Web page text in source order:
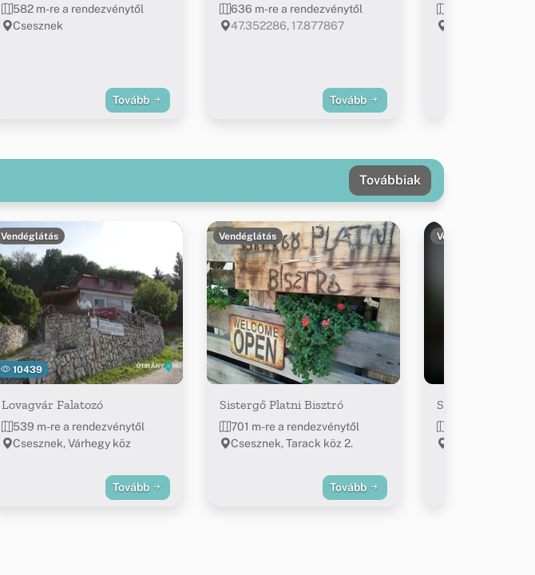
582 m-re a rendezvénytől
Csesznek
Tovább
636 m-re a rendezvénytől
47.352286, 17.877867
Tovább
Továbbiak
10439
Vendéglátás
Lovagvár Falatozó
539 m-re a rendezvénytől
Csesznek, Várhegy köz
Tovább
Vendéglátás
Sistergő Platni Bisztró
701 m-re a rendezvénytől
Csesznek, Tarack köz 2.
Tovább
Vendéglátás
Sóvirág Étterem